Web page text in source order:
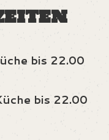
bis 22.00
bis 22.00